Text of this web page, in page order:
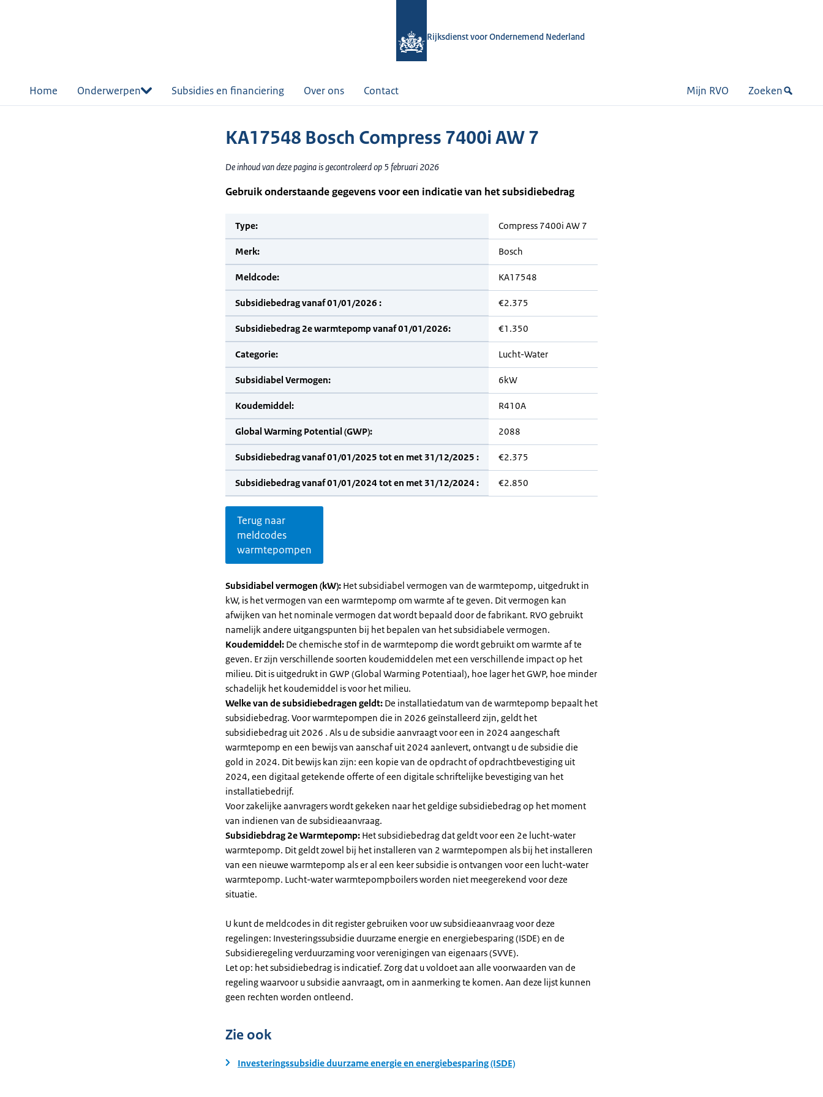
Rijksdienst voor Ondernemend Nederland
Home Onderwerpen Subsidies en financiering Over ons Contact Mijn RVO Zoeken
KA17548 Bosch Compress 7400i AW 7
De inhoud van deze pagina is gecontroleerd op 5 februari 2026
Gebruik onderstaande gegevens voor een indicatie van het subsidiebedrag
Type: Compress 7400i AW 7
Merk: Bosch
Meldcode: KA17548
Subsidiebedrag vanaf 01/01/2026 : €2.375
Subsidiebedrag 2e warmtepomp vanaf 01/01/2026: €1.350
Categorie: Lucht-Water
Subsidiabel Vermogen: 6kW
Koudemiddel: R410A
Global Warming Potential (GWP): 2088
Subsidiebedrag vanaf 01/01/2025 tot en met 31/12/2025 : €2.375
Subsidiebedrag vanaf 01/01/2024 tot en met 31/12/2024 : €2.850
Terug naar
meldcodes
warmtepompen
Subsidiabel vermogen (kW): Het subsidiabel vermogen van de warmtepomp, uitgedrukt in
kW, is het vermogen van een warmtepomp om warmte af te geven. Dit vermogen kan
afwijken van het nominale vermogen dat wordt bepaald door de fabrikant. RVO gebruikt
namelijk andere uitgangspunten bij het bepalen van het subsidiabele vermogen.
Koudemiddel: De chemische stof in de warmtepomp die wordt gebruikt om warmte af te
geven. Er zijn verschillende soorten koudemiddelen met een verschillende impact op het
milieu. Dit is uitgedrukt in GWP (Global Warming Potentiaal), hoe lager het GWP, hoe minder
schadelijk het koudemiddel is voor het milieu.
Welke van de subsidiebedragen geldt: De installatiedatum van de warmtepomp bepaalt het
subsidiebedrag. Voor warmtepompen die in 2026 geïnstalleerd zijn, geldt het
subsidiebedrag uit 2026 . Als u de subsidie aanvraagt voor een in 2024 aangeschaft
warmtepomp en een bewijs van aanschaf uit 2024 aanlevert, ontvangt u de subsidie die
gold in 2024. Dit bewijs kan zijn: een kopie van de opdracht of opdrachtbevestiging uit
2024, een digitaal getekende offerte of een digitale schriftelijke bevestiging van het
installatiebedrijf.
Voor zakelijke aanvragers wordt gekeken naar het geldige subsidiebedrag op het moment
van indienen van de subsidieaanvraag.
Subsidiebdrag 2e Warmtepomp: Het subsidiebedrag dat geldt voor een 2e lucht-water
warmtepomp. Dit geldt zowel bij het installeren van 2 warmtepompen als bij het installeren
van een nieuwe warmtepomp als er al een keer subsidie is ontvangen voor een lucht-water
warmtepomp. Lucht-water warmtepompboilers worden niet meegerekend voor deze
situatie.
U kunt de meldcodes in dit register gebruiken voor uw subsidieaanvraag voor deze
regelingen: Investeringssubsidie duurzame energie en energiebesparing (ISDE) en de
Subsidieregeling verduurzaming voor verenigingen van eigenaars (SVVE).
Let op: het subsidiebedrag is indicatief. Zorg dat u voldoet aan alle voorwaarden van de
regeling waarvoor u subsidie aanvraagt, om in aanmerking te komen. Aan deze lijst kunnen
geen rechten worden ontleend.
Zie ook
Investeringssubsidie duurzame energie en energiebesparing (ISDE)